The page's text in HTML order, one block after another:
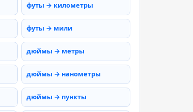
футы → километры
футы → мили
дюймы → метры
дюймы → нанометры
дюймы → пункты